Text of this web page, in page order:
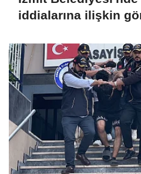
iddialarına ilişkin
çıktı